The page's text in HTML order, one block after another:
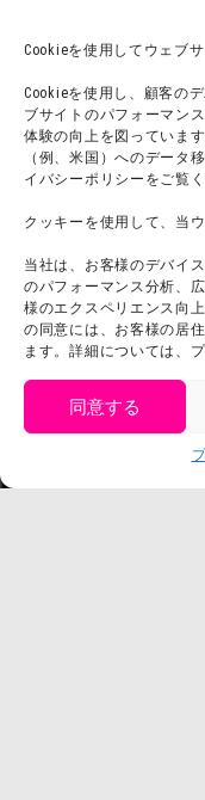
Cookieを使用してウェブ
Cookieを使用し、顧客の
ブサイトのパフォーマン
体験の向上を図っていま
（例、米国）へのデータ
イバシーポリシーをご覧く
クッキーを使用して、当
当社は、お客様のデバイ
のパフォーマンス分析、
様のエクスペリエンス向
の同意には、お客様の居
ます。詳細については、
同意する
オンラインショップ
宿泊
団体利用について
チームビルディング
よくある質問・
お問い合わせ
利用規約
プレスリリース